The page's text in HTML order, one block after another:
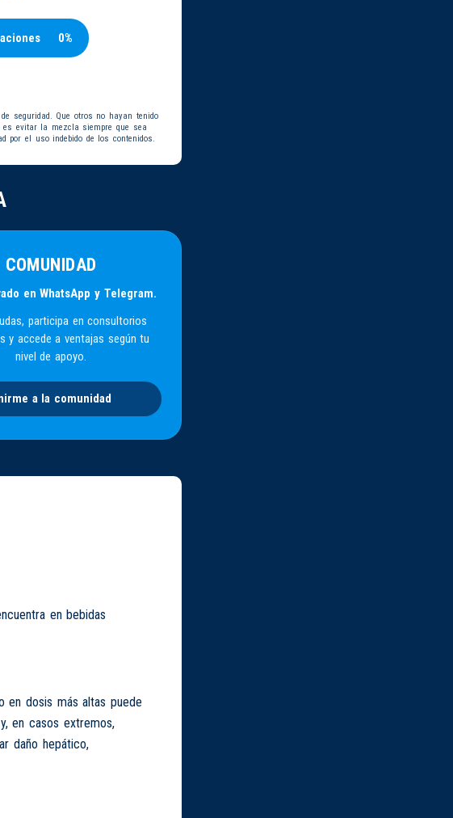
0%
seguridad. Que otros no hayan tenido
evitar la mezcla siempre que sea
por el uso indebido de los contenidos.
COMUNIDAD
en WhatsApp y Telegram.
participa en consultorios
y accede a ventajas según tu
nivel de apoyo.
a la comunidad
en bebidas
en dosis más altas puede
en casos extremos,
daño hepático,